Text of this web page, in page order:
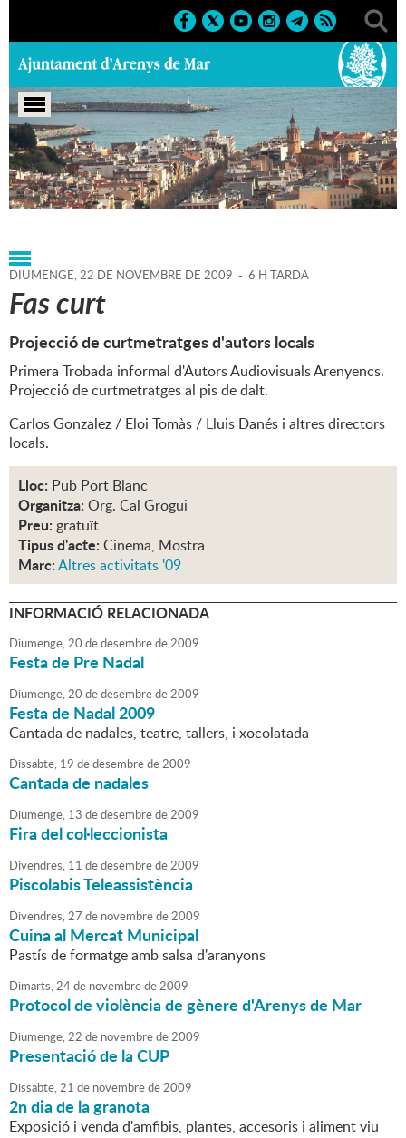
Portada > Agenda > 22-11-
2009 > Marcs > Culturals > 2009 > Altres activitats '09
DIUMENGE,22 DE NOVEMBRE DE 2009 - 6 H TARDA
Fas curt
Projecció de curtmetratges d'autors locals
Primera Trobada informal d'Autors Audiovisuals Arenyencs.
Projecció de curtmetratges al pis de dalt.
Carlos Gonzalez / Eloi Tomàs / Lluis Danés i altres directors
locals.
Lloc: Pub Port Blanc
Organitza: Org. Cal Grogui
Preu: gratuït
Tipus d'acte: Cinema, Mostra
Marc:Altres activitats '09
INFORMACIÓ RELACIONADA
Diumenge,20 dedesembrede2009
Festa de Pre Nadal
Diumenge,20 dedesembrede2009
Festa de Nadal 2009
Cantada de nadales, teatre, tallers, i xocolatada
Dissabte, 19 dedesembrede2009
Cantada de nadales
Diumenge, 13 dedesembrede2009
Fira del col·leccionista
Divendres, 11 dedesembrede2009
Piscolabis Teleassistència
Divendres,27 de novembrede2009
Cuina al Mercat Municipal
Pastís de formatge amb salsa d'aranyons
Dimarts,24de novembrede2009
Protocol de violència de gènere d'Arenys de Mar
Diumenge,22 de novembrede2009
Presentació de la CUP
Dissabte,21 de novembrede2009
2n dia de la granota
Exposició i venda d'amfibis, plantes, accesoris i aliment viu